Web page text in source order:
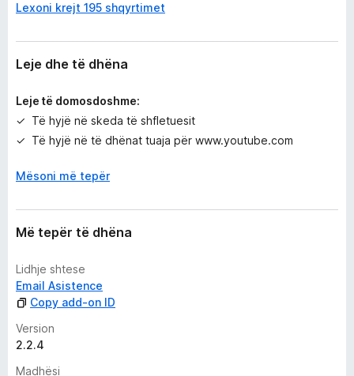
r
s
i
e
Lexoni krejt 195 shqyrtimet
Leje dhe të dhëna
Leje të domosdoshme:
Të hyjë në skeda të shfletuesit
Të hyjë në të dhënat tuaja për www.youtube.com
Mësoni më tepër
Më tepër të dhëna
Lidhje shtese
Email Asistence
Copy add-on ID
Version
2.2.4
Madhësi